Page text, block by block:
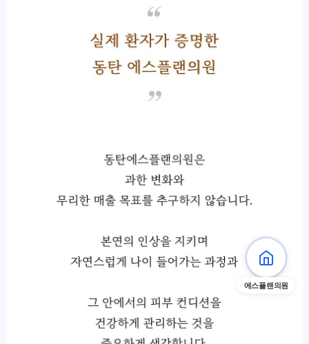
에스플랜의원